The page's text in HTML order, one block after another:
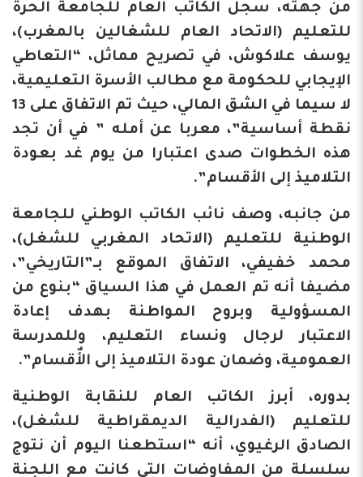
من جهته، سجل الكاتب العام للجامعة الحرة
للتعليم (الاتحاد العام للشغالين بالمغرب)،
يوسف علاكوش، في تصريح مماثل، “التعاطي
الإيجابي للحكومة مع مطالب الأسرة التعليمية،
لا سيما في الشق المالي، حيث تم الاتفاق على 13
نقطة أساسية”، معربا عن أمله ” في أن تجد
هذه الخطوات صدى اعتبارا من يوم غد بعودة
التلاميذ إلى الأقسام”.
من جانبه، وصف نائب الكاتب الوطني للجامعة
الوطنية للتعليم (الاتحاد المغربي للشغل)،
محمد خفيفي، الاتفاق الموقع بـ”التاريخي”،
مضيفا أنه تم العمل في هذا السياق “بنوع من
المسؤولية وبروح المواطنة بهدف إعادة
الاعتبار لرجال ونساء التعليم، وللمدرسة
العمومية، وضمان عودة التلاميذ إلى الأٌقسام”.
بدوره، أبرز الكاتب العام للنقابة الوطنية
للتعليم (الفدرالية الديمقراطية للشغل)،
الصادق الرغيوي، أنه “استطعنا اليوم أن نتوج
سلسلة من المفاوضات التي كانت مع اللجنة